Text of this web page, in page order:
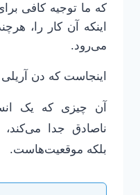
که ما توجیه کافی
اینکه آن کار را،
می‌رود.
اینجاست که دن
آن چیزی که یک
ناصادق جدا
بلکه موقعیت‌هاست.